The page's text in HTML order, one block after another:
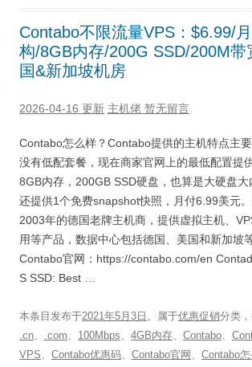
Contabo不限流量VPS：$6.99/
构/8GB内存/200G SSD/200M带
国&新加坡机房
2026-04-16 更新 主机佬 暂无留言
Contabo怎么样？Contabo提供的主机特点主
没有低配套餐，现在商家官网上的最低配置提
8GB内存，200GB SSD硬盘，也算是大硬盘大
还提供1个免费snapshot快照，月付6.99美元
2003年的德国老牌主机商，提供虚拟主机、
用等产品，数据中心包括德国、美国和新加坡
Contabo官网：https://contabo.com/en
S SSD: Best …
本条目发布于2021年5月3日 。属于优惠促销分类
.cn、 .com、 100Mbps、 4GB内存、 Contabo、
VPS、 Contabo优惠码、 Contabo官网 、 Contabo